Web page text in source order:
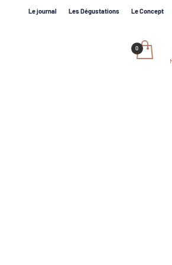
Le journal Les Dégustations Le Concept